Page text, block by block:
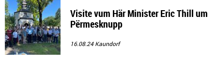
Visite vum Här Minister Eric Thill um
Përmesknupp
16.08.24Kaundorf